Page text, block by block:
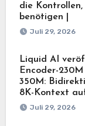
die
benötigen |
Juli 29, 2026
Liquid AI
Encoder-
350M:
8K-Kontext
Juli 29, 2026